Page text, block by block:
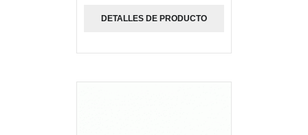
DETALLES DE PRODUCTO